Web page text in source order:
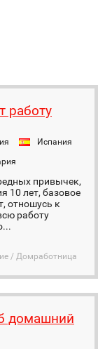
работу
Испания
привычек,
10 лет, базовое
отношусь к
работу
/ Домработница
домашний